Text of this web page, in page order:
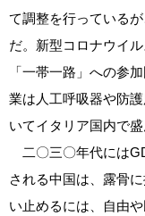
て調整を行っている
だ。新型コロナウイ
「一帯一路」への参
業は人工呼吸器や防
いてイタリア国内で
二〇三〇年代には
される中国は、露骨
い止めるには、自由